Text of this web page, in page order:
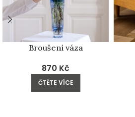
Broušení váza
870 Kč
ČTĚTE VÍCE